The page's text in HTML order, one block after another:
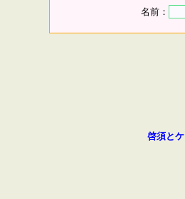
名前：
啓須と